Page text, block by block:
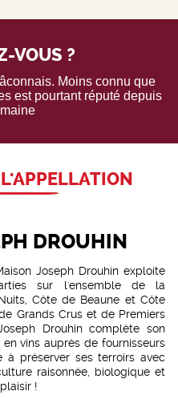
VOUS ?
Moins connu que
est pourtant réputé depuis
DROUHIN
Joseph Drouhin exploite
sur l'ensemble de la
Côte de Beaune et Côte
Grands Crus et de Premiers
Drouhin complète son
vins auprès de fournisseurs
à préserver ses terroirs avec
raisonnée, biologique et
!